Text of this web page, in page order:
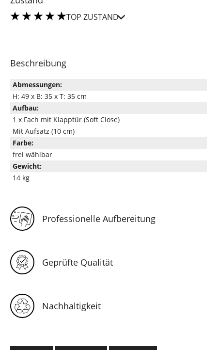
TOP ZUSTAND
Beschreibung
Abmessungen:
H: 49 x B: 35 x T: 35 cm
Aufbau:
1 x Fach mit Klapptür (Soft Close)
Mit Aufsatz (10 cm)
Farbe:
frei wählbar
Gewicht:
14 kg
Professionelle Aufbereitung
Geprüfte Qualität
Nachhaltigkeit